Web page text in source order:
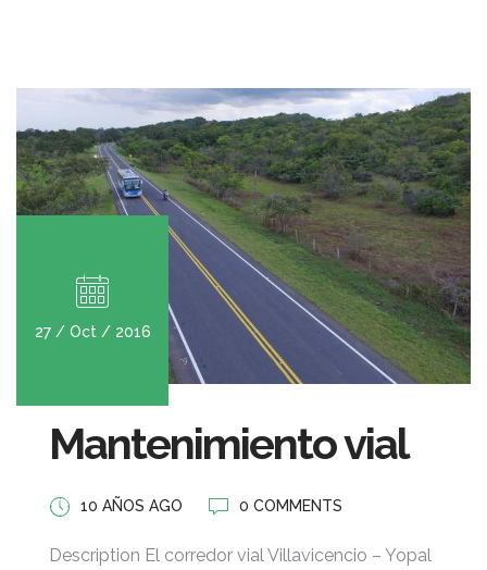
27 / Oct / 2016
Mantenimiento vial
10 AÑOS AGO 0 COMMENTS
Description El corredor vial Villavicencio – Yopal